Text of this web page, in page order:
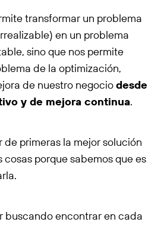
transformar un problema
en un problema
sino que nos permite
de la optimización,
de nuestro negociodesde
y de mejora continua.
de primeras la mejor solución
cosas porque sabemos que es
buscando encontrar en cada